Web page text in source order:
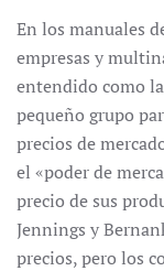
En los manuales
empresas y
entendido como
pequeño grupo
precios de
el «poder de
precio de sus
Jennings y
precios, pero los